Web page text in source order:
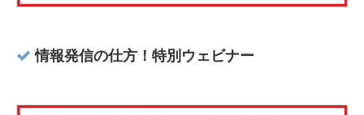
情報発信の仕方！特別ウェビナー